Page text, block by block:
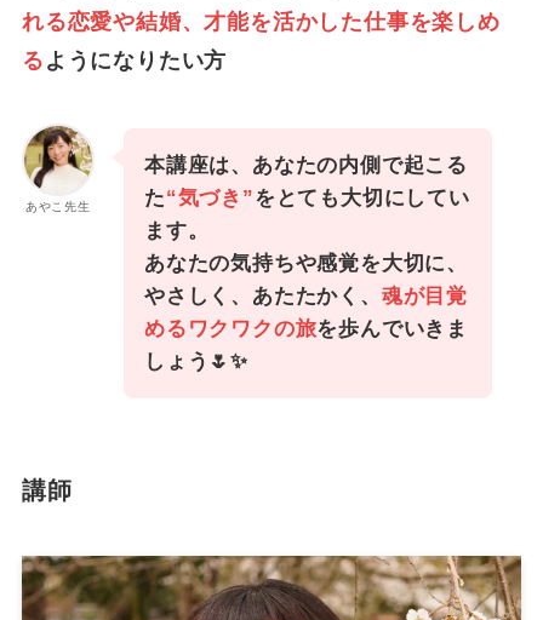
れる恋愛や結婚、才能を活かした仕事を楽しめ
る ようになりたい方
あやこ先生
本講座は、あなたの内側で起こる
た“気づき”をとても大切にしてい
ます。
あなたの気持ちや感覚を大切に、
やさしく、あたたかく、 魂が目覚
めるワクワクの旅を歩んでいきま
しょう🌷✨
講師